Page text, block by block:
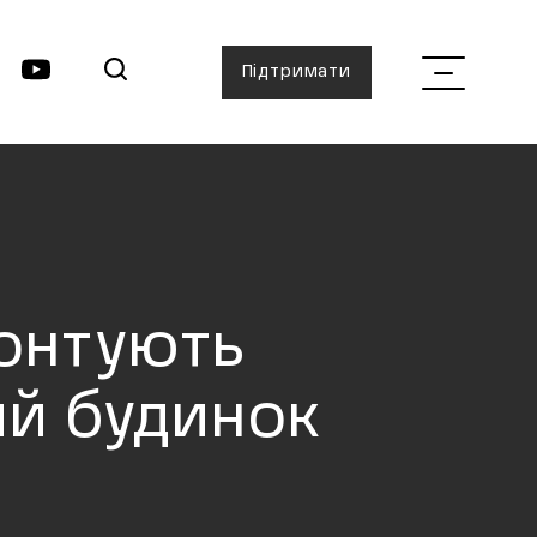
Підтримати
будинок